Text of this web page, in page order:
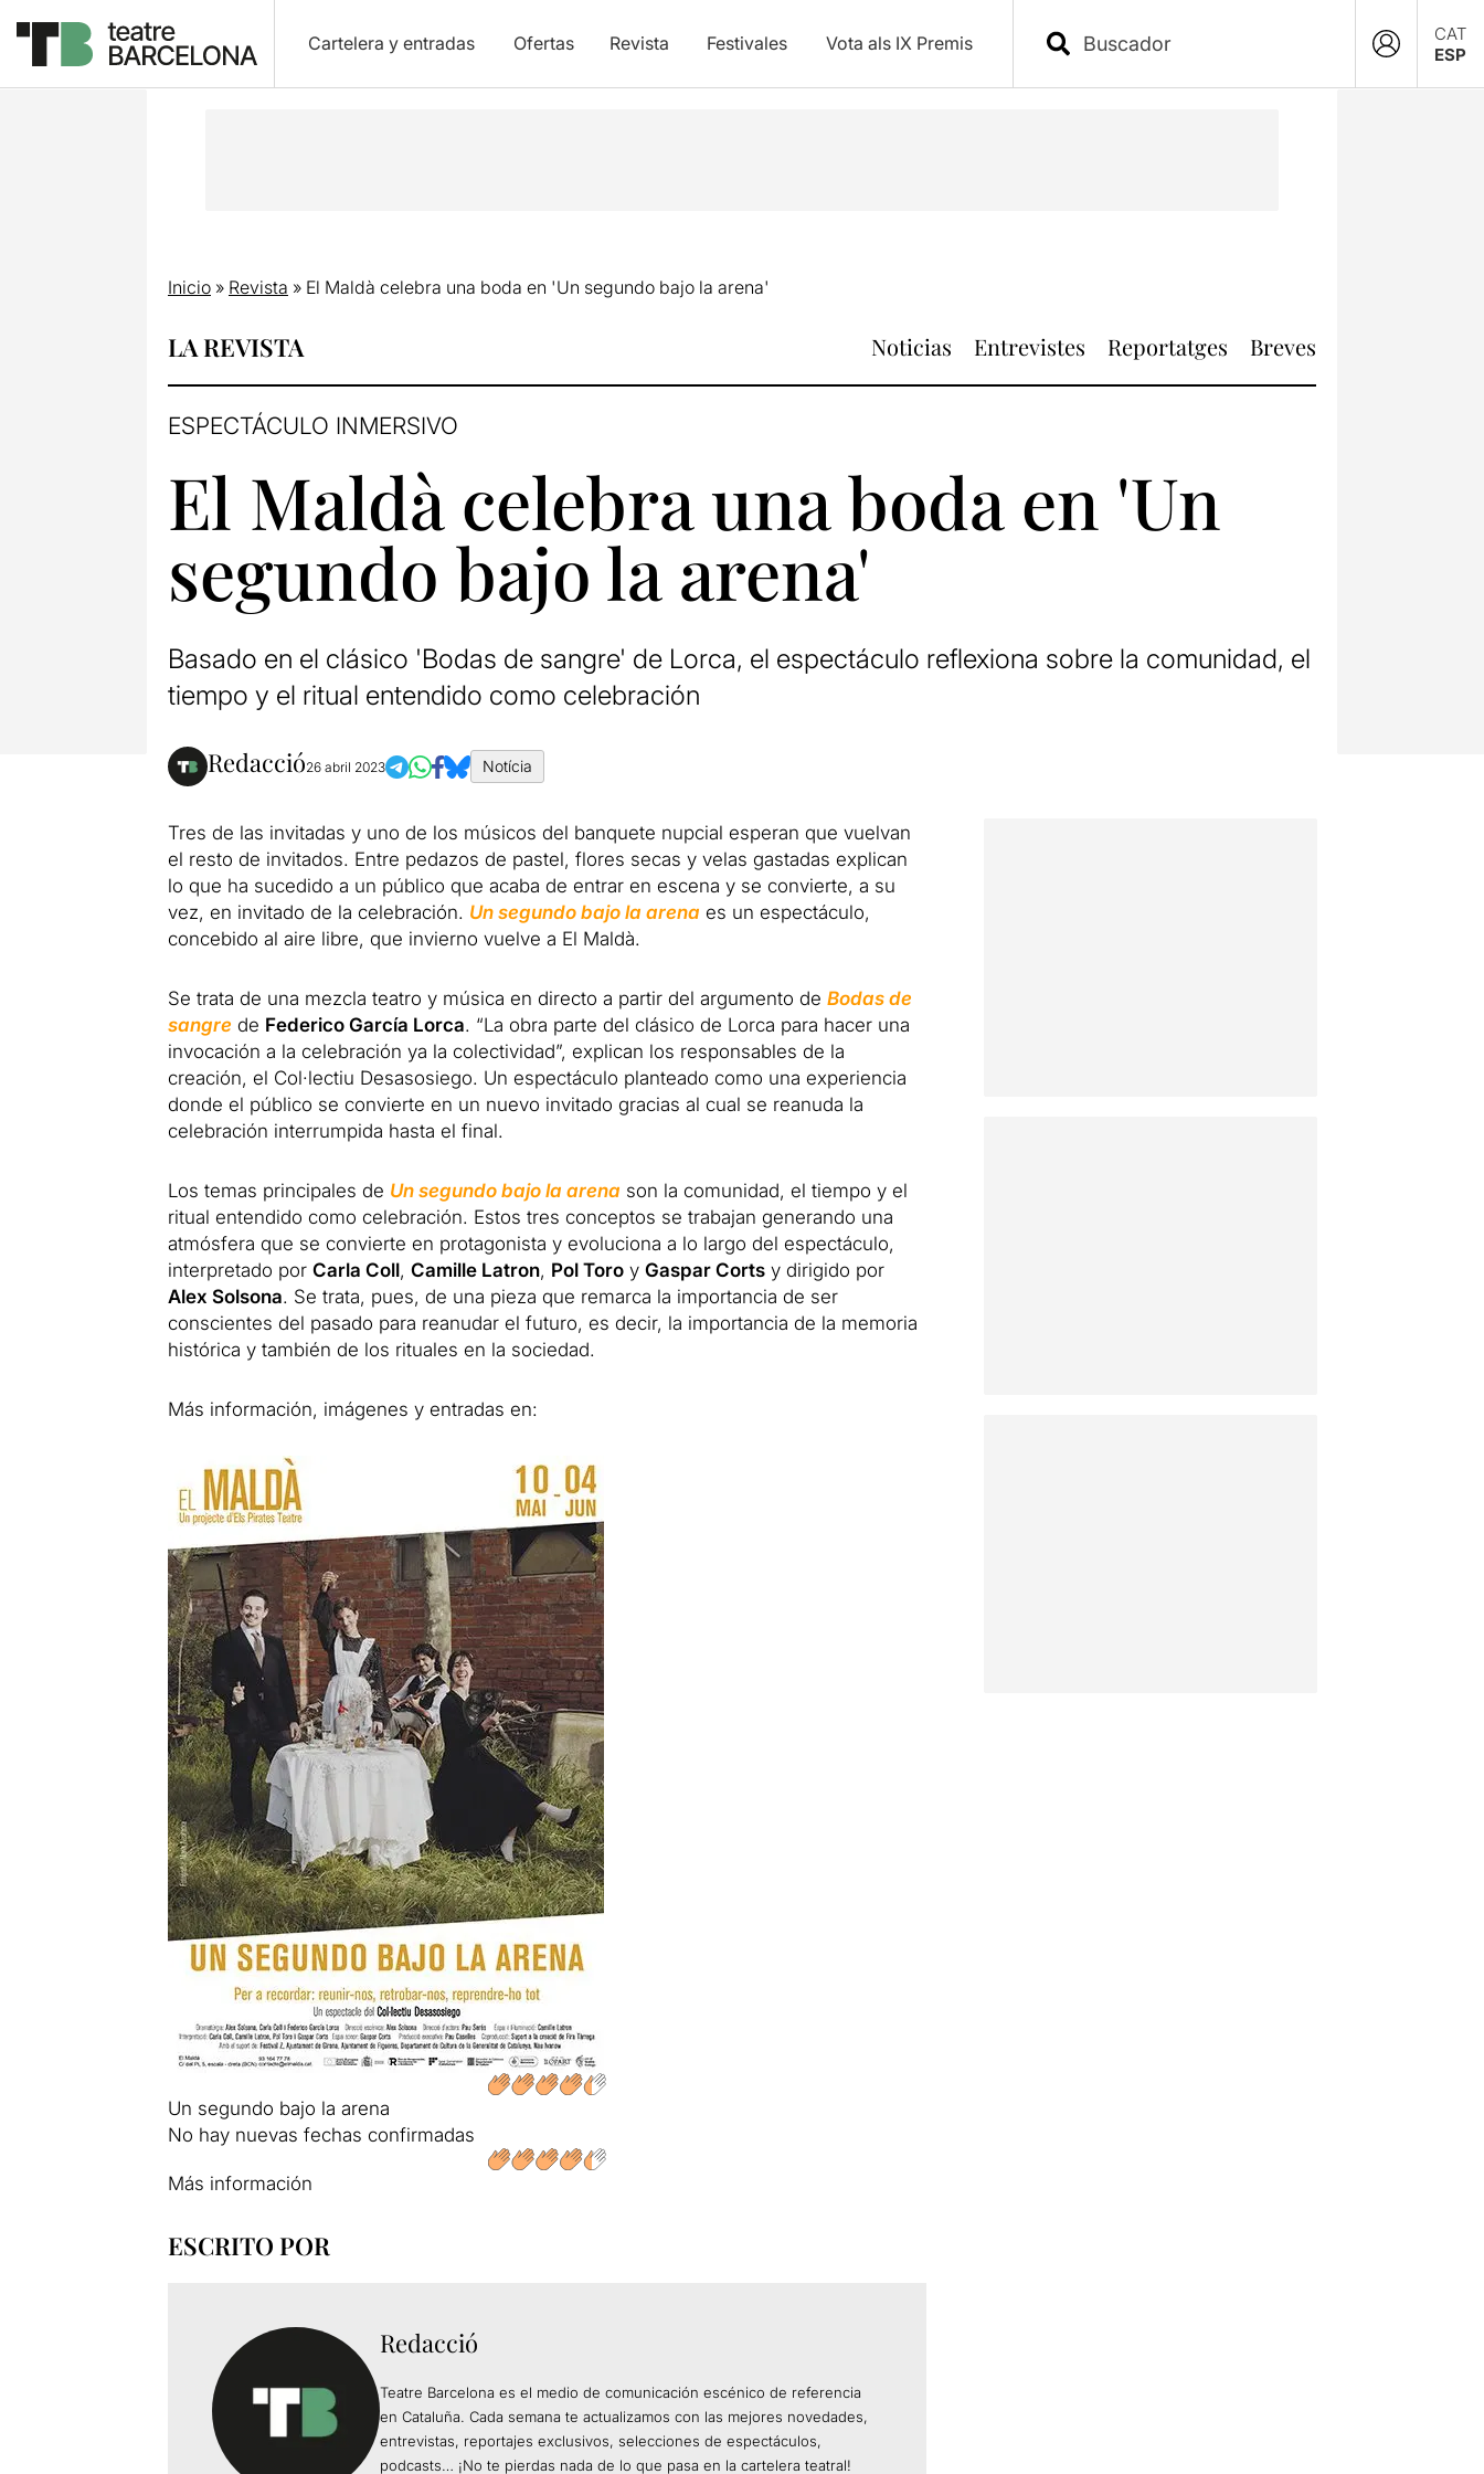
Cartelera y entradas Ofertas Revista Festivales Vota als IX Premis
CAT
ESP
Inicio» Revista » El Maldà celebra una boda en 'Un segundo bajo la arena'
LA REVISTA Noticias Entrevistes Reportatges Breves
ESPECTÁCULO INMERSIVO
El Maldà celebra una boda en 'Un
segundo bajo la arena'
Basado en el clásico 'Bodas de sangre' de Lorca, el espectáculo reflexiona sobre la comunidad, el
tiempo y el ritual entendido como celebración
Redacció26 abril 2023 Notícia
Tres de las invitadas y uno de los músicos del banquete nupcial esperan que vuelvan
el resto de invitados. Entre pedazos de pastel, flores secas y velas gastadas explican
lo que ha sucedido a un público que acaba de entrar en escena y se convierte, a su
vez, en invitado de la celebración. Un segundo bajo la arena es un espectáculo,
concebido al aire libre, que invierno vuelve a El Maldà.
Se trata de una mezcla teatro y música en directo a partir del argumento de Bodas de
sangre de Federico García Lorca. “La obra parte del clásico de Lorca para hacer una
invocación a la celebración ya la colectividad”, explican los responsables de la
creación, el Col·lectiu Desasosiego. Un espectáculo planteado como una experiencia
donde el público se convierte en un nuevo invitado gracias al cual se reanuda la
celebración interrumpida hasta el final.
Los temas principales de Un segundo bajo la arena son la comunidad, el tiempo y el
ritual entendido como celebración. Estos tres conceptos se trabajan generando una
atmósfera que se convierte en protagonista y evoluciona a lo largo del espectáculo,
interpretado por Carla Coll, Camille Latron, Pol Toroy Gaspar Cortsy dirigido por
Alex Solsona. Se trata, pues, de una pieza que remarca la importancia de ser
conscientes del pasado para reanudar el futuro, es decir, la importancia de la memoria
histórica y también de los rituales en la sociedad.
Más información, imágenes y entradas en:
Un segundo bajo la arena
No hay nuevas fechas confirmadas
Más información
ESCRITO POR
Redacció
Teatre Barcelona es el medio de comunicación escénico de referencia
en Cataluña. Cada semana te actualizamos con las mejores novedades,
entrevistas, reportajes exclusivos, selecciones de espectáculos,
podcasts… ¡No te pierdas nada de lo que pasa en la cartelera teatral!